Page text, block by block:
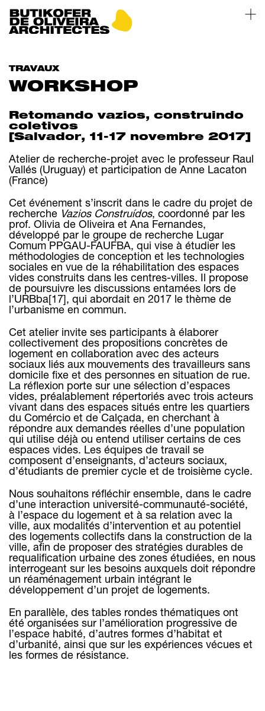
ATELIER
PRESSE
CONTACT
CONSTRUCTION
COMPÉTENCES
CHANTIERS
MATÉRIAUX
RECHERCHE
TRAVAUX
PUBLICATIONS
ENSEIGNEMENT
TRAVAUX
WORKSHOP
Retomando vazios, construindo
coletivos
[Salvador, 11-17 novembre 2017]
Atelier de recherche-projet avec le professeur Raul
Vallés (Uruguay) et participation de Anne Lacaton
(France)
Cet événement s’inscrit dans le cadre du projet de
recherche Vazios Construídos, coordonné par les
prof. Olivia de Oliveira et Ana Fernandes,
développé par le groupe de recherche Lugar
Comum PPGAU-FAUFBA, qui vise à étudier les
méthodologies de conception et les technologies
sociales en vue de la réhabilitation des espaces
vides construits dans les centres-villes. Il propose
de poursuivre les discussions entamées lors de
l’URBba[17], qui abordait en 2017 le thème de
l’urbanisme en commun.
Cet atelier invite ses participants à élaborer
collectivement des propositions concrètes de
logement en collaboration avec des acteurs
sociaux liés aux mouvements des travailleurs sans
domicile fixe et des personnes en situation de rue.
La réflexion porte sur une sélection d’espaces
vides, préalablement répertoriés avec trois acteurs
vivant dans des espaces situés entre les quartiers
du Comércio et de Calçada, en cherchant à
répondre aux demandes réelles d’une population
qui utilise déjà ou entend utiliser certains de ces
espaces vides. Les équipes de travail se
composent d’enseignants, d’acteurs sociaux,
d’étudiants de premier cycle et de troisième cycle.
Nous souhaitons réfléchir ensemble, dans le cadre
d’une interaction université-communauté-société,
à l’espace du logement et à sa relation avec la
ville, aux modalités d’intervention et au potentiel
des logements collectifs dans la construction de la
ville, afin de proposer des stratégies durables de
requalification urbaine des zones étudiées, en nous
interrogeant sur les besoins auxquels doit répondre
un réaménagement urbain intégrant le
développement d’un projet de logements.
En parallèle, des tables rondes thématiques ont
été organisées sur l’amélioration progressive de
l’espace habité, d’autres formes d’habitat et
d’urbanité, ainsi que sur les expériences vécues et
les formes de résistance.